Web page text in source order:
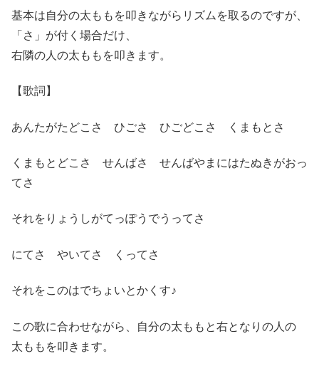
基本は自分の太ももを叩きながらリズムを取るのですが、
「さ」が付く場合だけ、
右隣の人の太ももを叩きます。
【歌詞】
あんたがたどこさ ひごさ ひごどこさ くまもとさ
くまもとどこさ せんばさ せんばやまにはたぬきがおっ
てさ
それをりょうしがてっぽうでうってさ
にてさ やいてさ くってさ
それをこのはでちょいとかくす♪
この歌に合わせながら、自分の太ももと右となりの人の
太ももを叩きます。